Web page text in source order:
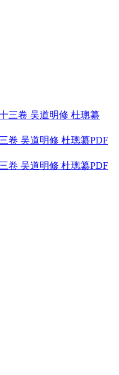
卷 吴道明修 杜璁纂PDF
卷 吴道明修 杜璁纂PDF